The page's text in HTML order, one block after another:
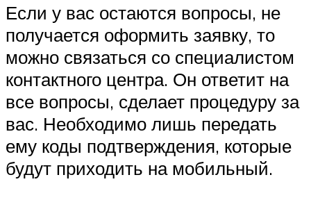
Если у вас остаются вопросы, не
получается оформить заявку, то
можно связаться со специалистом
контактного центра. Он ответит на
все вопросы, сделает процедуру за
вас. Необходимо лишь передать
ему коды подтверждения, которые
будут приходить на мобильный.